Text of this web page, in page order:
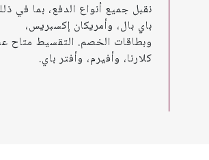
نقبل جميع أنواع الدفع، بما في
باي بال، وأمريكان إكسبريس،
وبطاقات الخصم. التقسيط متاح
كلارنا، وأفيرم، وأفتر باي.